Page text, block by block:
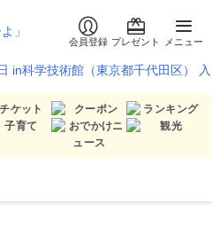
会員登録 プレゼント メニュー